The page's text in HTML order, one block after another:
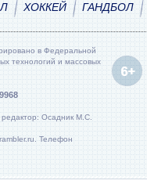
ХОККЕЙ ГАНДБОЛ
в Федеральной
технологий и массовых
Осадник М.С.
Телефон